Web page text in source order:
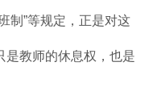
制”等规定，正是对这
是教师的休息权，也是